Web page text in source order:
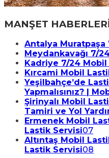
MANŞET
Antalya Muratpaşa
Meydankavağı 7/
Kadriye 7/24
Kırcami Mobil
Yeşilbahçe’de
Yapmalısınız? |
Şirinyalı Mobil
Tamiri ve Yol
Ermenek Mobil
Lastik Servisi07
Altıntaş Mobil
Lastik Servisi08